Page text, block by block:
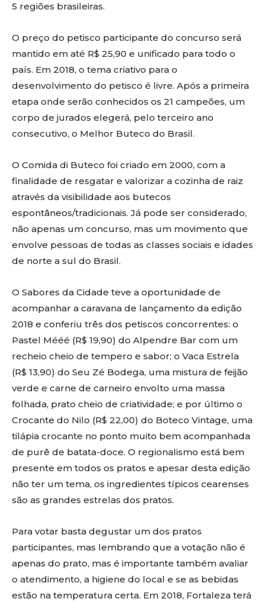
5 regiões brasileiras.
O preço do petisco participante do concurso será
mantido em até R$ 25,90 e unificado para todo o
país. Em 2018, o tema criativo para o
desenvolvimento do petisco é livre. Após a primeira
etapa onde serão conhecidos os 21 campeões, um
corpo de jurados elegerá, pelo terceiro ano
consecutivo, o Melhor Buteco do Brasil.
O Comida di Buteco foi criado em 2000, com a
finalidade de resgatar e valorizar a cozinha de raiz
através da visibilidade aos butecos
espontâneos/tradicionais. Já pode ser considerado,
não apenas um concurso, mas um movimento que
envolve pessoas de todas as classes sociais e idades
de norte a sul do Brasil.
O Sabores da Cidade teve a oportunidade de
acompanhar a caravana de lançamento da edição
2018 e conferiu três dos petiscos concorrentes: o
Pastel Mééé (R$ 19,90) do Alpendre Bar com um
recheio cheio de tempero e sabor; o Vaca Estrela
(R$ 13,90) do Seu Zé Bodega, uma mistura de feijão
verde e carne de carneiro envolto uma massa
folhada, prato cheio de criatividade; e por último o
Crocante do Nilo (R$ 22,00) do Boteco Vintage, uma
tilápia crocante no ponto muito bem acompanhada
de purê de batata-doce. O regionalismo está bem
presente em todos os pratos e apesar desta edição
não ter um tema, os ingredientes típicos cearenses
são as grandes estrelas dos pratos.
Para votar basta degustar um dos pratos
participantes, mas lembrando que a votação não é
apenas do prato, mas é importante também avaliar
o atendimento, a higiene do local e se as bebidas
estão na temperatura certa. Em 2018, Fortaleza terá